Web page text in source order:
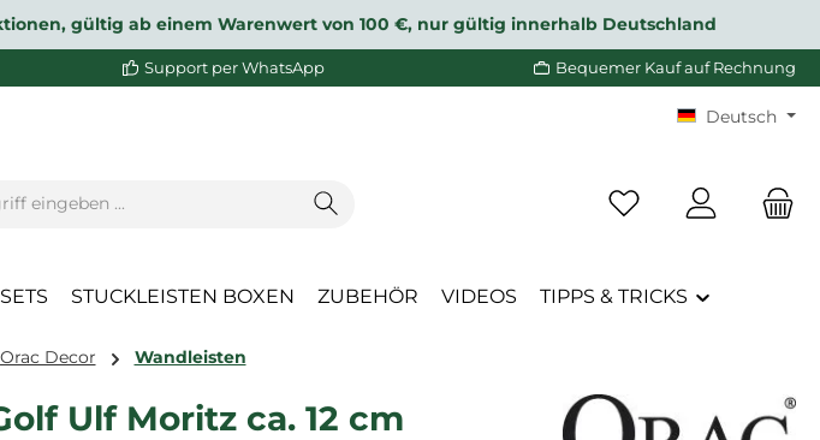
gültig ab einem Warenwert von 100 €, nur gültig innerhalb Deutschland
Support per WhatsApp Bequemer Kauf auf Rechnung
Deutsch
Du hast 0 Produkte
SETS STUCKLEISTEN BOXEN ZUBEHÖR VIDEOS TIPPS & TRICKS
Orac Decor Wandleisten
Ulf Moritz ca. 12 cm